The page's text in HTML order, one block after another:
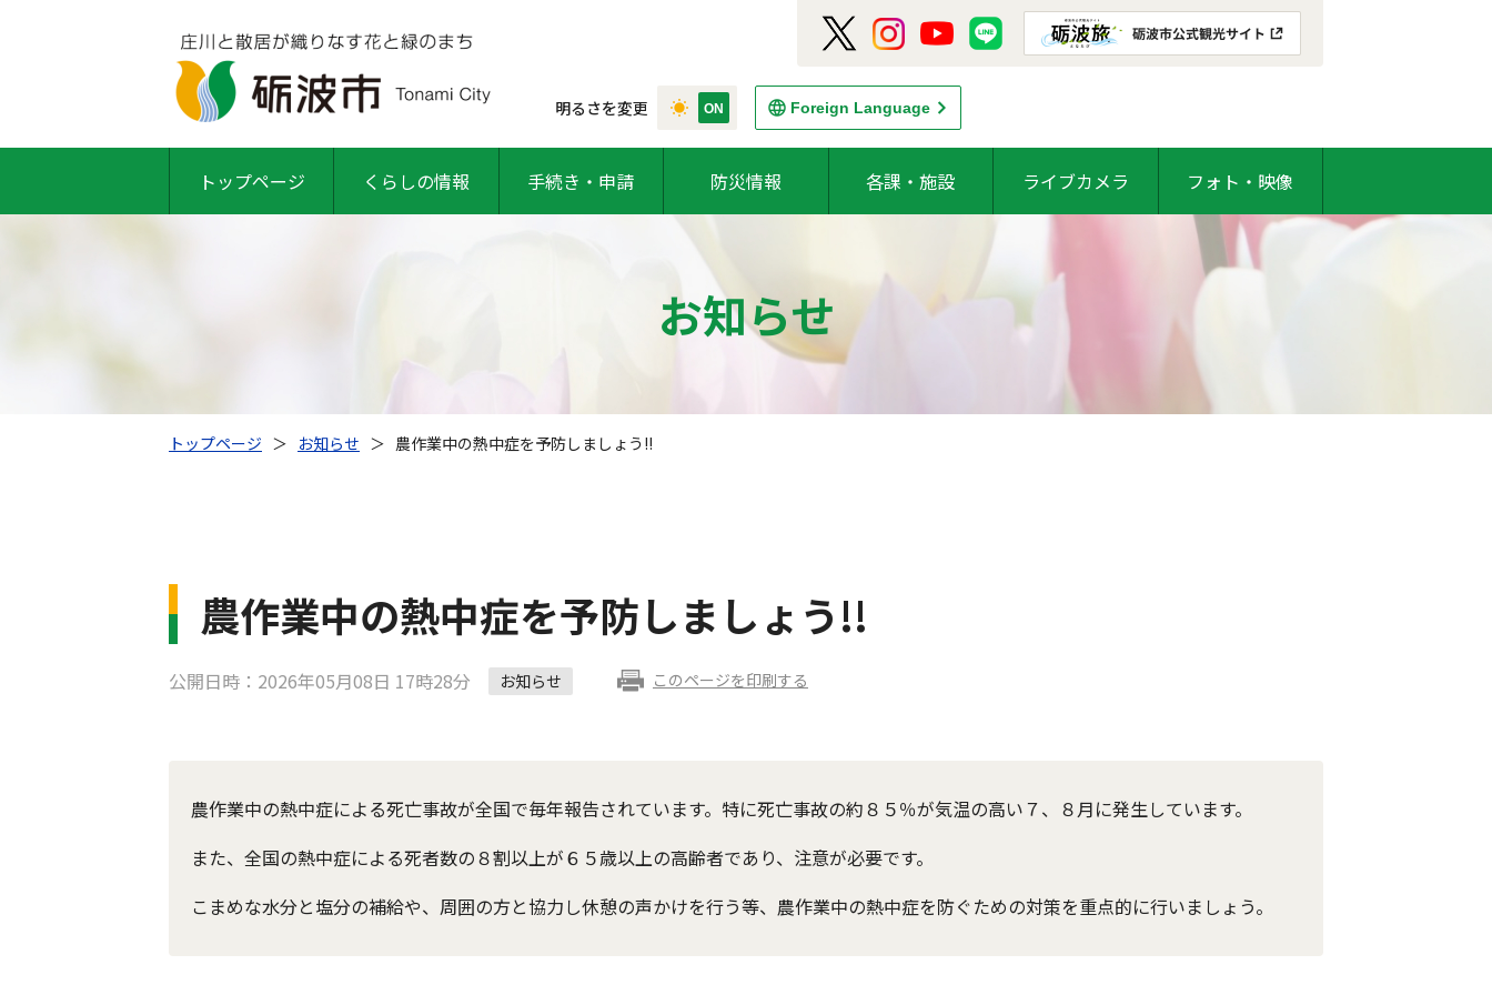
明るさを変更 Foreign Language
トップページ くらしの情報 手続き・申請 防災情報 各課・施設 ライブカメラ フォト・映像
お知らせ
トップページ ＞ お知らせ ＞ 農作業中の熱中症を予防しましょう!!
農作業中の熱中症を予防しましょう!!
公開日時：2026年05月08日 17時28分 お知らせ このページを印刷する
農作業中の熱中症による死亡事故が全国で毎年報告されています。特に死亡事故の約８５％が気温の高い７、８月に発生しています。
また、全国の熱中症による死者数の８割以上が６５歳以上の高齢者であり、注意が必要です。
こまめな水分と塩分の補給や、周囲の方と協力し休憩の声かけを行う等、農作業中の熱中症を防ぐための対策を重点的に行いましょう。